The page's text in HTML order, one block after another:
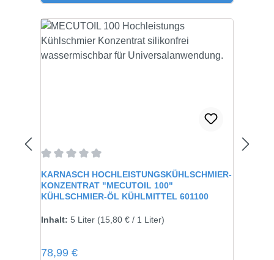
Durchschnittliche Bewertung von 0 von 5 Sternen
KARNASCH HOCHLEISTUNGSKÜHLSCHMIER-
KONZENTRAT "MECUTOIL 100"
KÜHLSCHMIER-ÖL KÜHLMITTEL 601100
Inhalt: 5 Liter (15,80 € / 1 Liter)
Regulärer Preis:
78,99 €